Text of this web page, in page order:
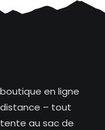
en ligne
– tout
au sac de